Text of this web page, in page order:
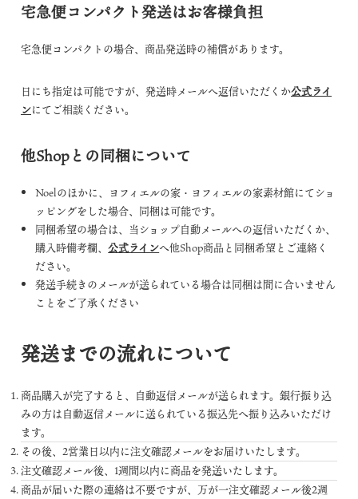
宅急便コンパクト発送はお客様負担
宅急便コンパクトの場合、商品発送時の補償があります。
日にち指定は可能ですが、発送時メールへ返信いただくか公式ライ
ンにてご相談ください。
他Shopとの同梱について
Noelのほかに、ヨフィエルの家・ヨフィエルの家素材館にてショ
ッピングをした場合、同梱は可能です。
同梱希望の場合は、当ショップ自動メールへの返信いただくか、
購入時備考欄、公式ラインへ他Shop商品と同梱希望とご連絡く
ださい。
発送手続きのメールが送られている場合は同梱は間に合いません
ことをご了承ください
発送までの流れについて
商品購入が完了すると、自動返信メールが送られます。銀行振り込
みの方は自動返信メールに送られている振込先へ振り込みいただけ
ます。
その後、2営業日以内に注文確認メールをお届けいたします。
注文確認メール後、1週間以内に商品を発送いたします。
商品が届いた際の連絡は不要ですが、万が一注文確認メール後2週